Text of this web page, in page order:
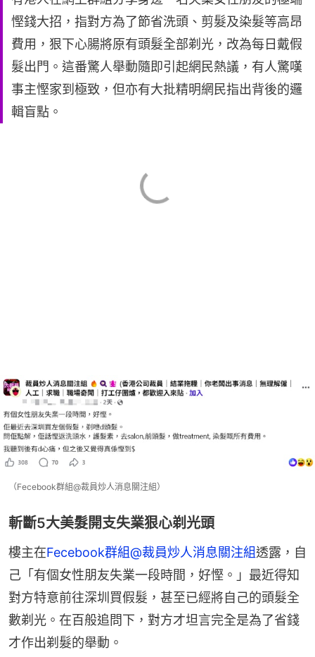
慳錢大招，指對方為了節省洗頭、剪髮及染髮等高昂
費用，狠下心腸將原有頭髮全部剃光，改為每日戴假
髮出門。這番驚人舉動隨即引起網民熱議，有人驚嘆
事主慳家到極致，但亦有大批精明網民指出背後的邏
輯盲點。
（Fecebook群組@裁員炒人消息關注組）
斬斷5大美髮開支失業狠心剃光頭
樓主在Fecebook群組@裁員炒人消息關注組透露，自
己「有個女性朋友失業一段時間，好慳。」最近得知
對方特意前往深圳買假髮，甚至已經將自己的頭髮全
數剃光。在百般追問下，對方才坦言完全是為了省錢
才作出剃髮的舉動。